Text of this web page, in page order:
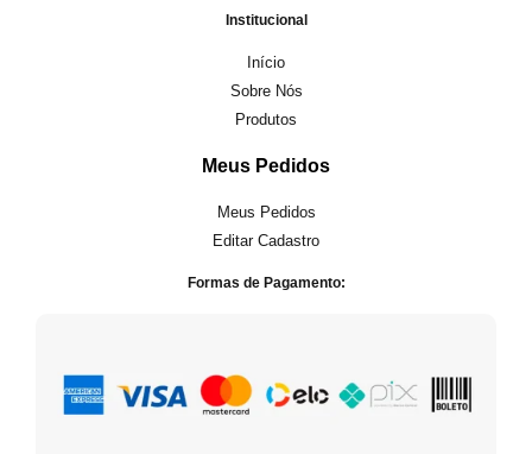
Institucional
Início
Sobre Nós
Produtos
Meus Pedidos
Meus Pedidos
Editar Cadastro
Formas de Pagamento: